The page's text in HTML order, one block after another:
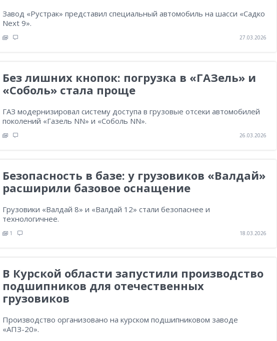
Завод «Рустрак» представил специальный автомобиль на шасси «Садко
Next 9».
27.03.2026
Без лишних кнопок: погрузка в «ГАЗель» и
«Соболь» стала проще
ГАЗ модернизировал систему доступа в грузовые отсеки автомобилей
поколений «Газель NN» и «Соболь NN».
26.03.2026
Безопасность в базе: у грузовиков «Валдай»
расширили базовое оснащение
Грузовики «Валдай 8» и «Валдай 12» стали безопаснее и
технологичнее.
1 18.03.2026
В Курской области запустили производство
подшипников для отечественных
грузовиков
Производство организовано на курском подшипниковом заводе
«АПЗ-20».